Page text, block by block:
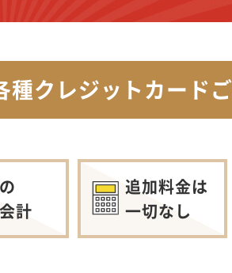
種クレジットカード
計
追加料金は
一切なし